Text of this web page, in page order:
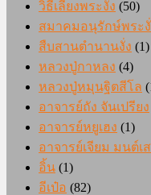
วิธีเลี้ยงพระงั่ง (50)
สมาคมอนุรักษ์พระงั่
สืบสานตำนานงั่ง (1)
หลวงปู่กาหลง (4)
หลวงปู่หมุนฐิตสีโล
อาจารย์ถัง จันเปรียง
อาจารย์หยูเฮง (1)
อาจารย์เจียม มนต์
อิ้น (1)
อีเป๋อ (82)